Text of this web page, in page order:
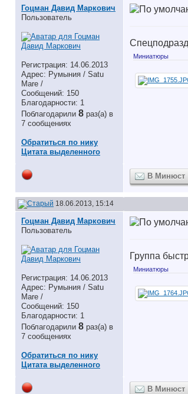
Гоцман Давид Маркович
Пользователь
Регистрация: 14.06.2013
Адрес: Румыния / Satu
Mare /
Сообщений: 150
Благодарности: 1
Поблагодарили 8 раз(а) в
7 сообщениях
Обратиться по нику
Цитата выделенного
Миниатюры
В Минюст
18.06.2013, 15:14
Гоцман Давид Маркович
Пользователь
Регистрация: 14.06.2013
Адрес: Румыния / Satu
Mare /
Сообщений: 150
Благодарности: 1
Поблагодарили 8 раз(а) в
7 сообщениях
Обратиться по нику
Цитата выделенного
Группа
Миниатюры
В Минюст